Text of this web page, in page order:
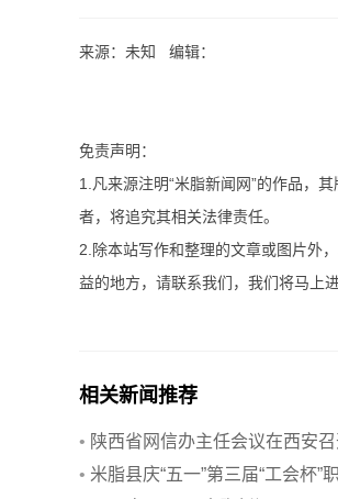
来源：未知 编辑：
免责声明：
1.凡来源注明“米脂新闻网”的作品，
者，将追究其相关法律责任。
2.除本站写作和整理的文章或图片外
益的地方，请联系我们，我们将马上
相关新闻推荐
• 陕西省网信办主任会议在西安
• 米脂县庆“五一”第三届“工会杯”